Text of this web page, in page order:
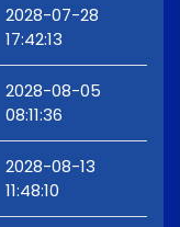
2028-07-28
17:42:13
2028-08-05
08:11:36
2028-08-13
11:48:10